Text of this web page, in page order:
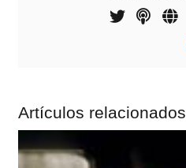
Artículos relacionados